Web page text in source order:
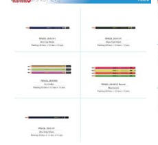
LIST